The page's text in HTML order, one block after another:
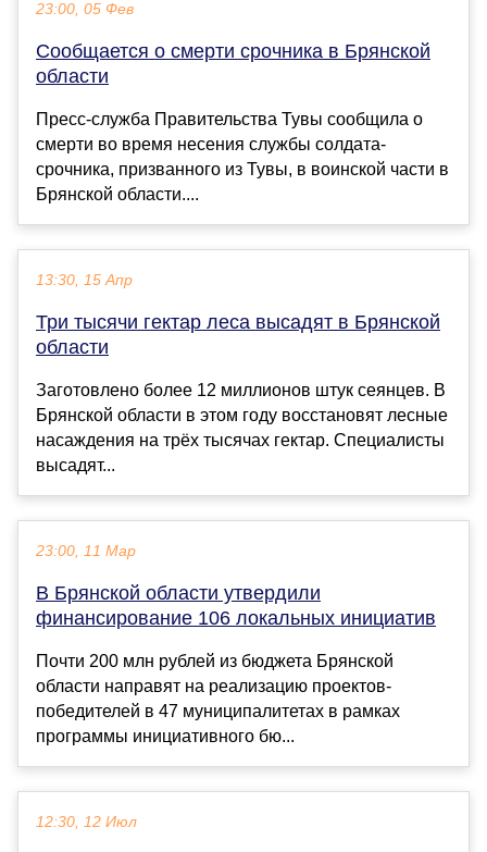
23:00, 05 Фев
Сообщается о смерти срочника в Брянской
области
Пресс-служба Правительства Тувы сообщила о
смерти во время несения службы солдата-
срочника, призванного из Тувы, в воинской части в
Брянской области....
13:30, 15 Апр
Три тысячи гектар леса высадят в Брянской
области
Заготовлено более 12 миллионов штук сеянцев. В
Брянской области в этом году восстановят лесные
насаждения на трёх тысячах гектар. Специалисты
высадят...
23:00, 11 Мар
В Брянской области утвердили
финансирование 106 локальных инициатив
Почти 200 млн рублей из бюджета Брянской
области направят на реализацию проектов-
победителей в 47 муниципалитетах в рамках
программы инициативного бю...
12:30, 12 Июл